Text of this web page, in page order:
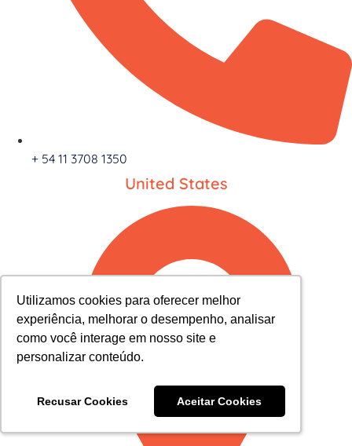
Utilizamos cookies para oferecer melhor
experiência, melhorar o desempenho, analisar
como você interage em nosso site e
personalizar conteúdo.
Recusar Cookies Aceitar Cookies
Utilizamos cookies para oferecer melhor
experiência, melhorar o desempenho, analisar
como você interage em nosso site e
personalizar conteúdo.
Recusar Cookies Aceitar Cookies
+ 54 11 3708 1350
United States